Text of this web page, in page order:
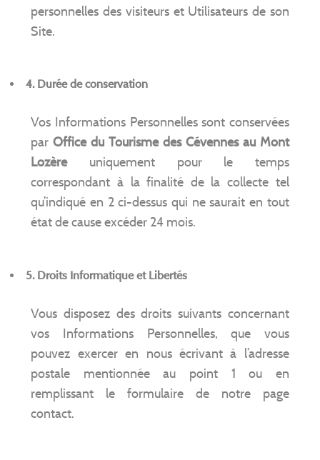
personnelles des visiteurs et Utilisateurs de son
Site.
4. Durée de conservation
Vos Informations Personnelles sont conservées
parOffice du Tourisme des Cévennes au Mont
Lozèreuniquement pour le temps
correspondant à la finalité de la collecte tel
qu’indiqué en 2 ci-dessus qui ne saurait en tout
état de cause excéder 24 mois.
5. Droits Informatique et Libertés
Vous disposez des droits suivants concernant
vos Informations Personnelles, que vous
pouvez exercer en nous écrivant à l’adresse
postale mentionnée au point 1 ou en
remplissant le formulaire de notre page
contact.